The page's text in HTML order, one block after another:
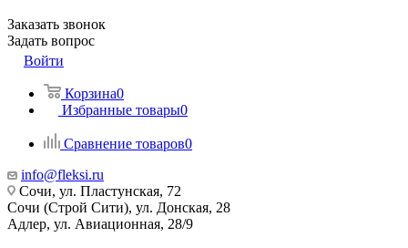
Заказать звонок
Задать вопрос
Войти
Корзина0
Избранные товары0
Сравнение товаров0
info@fleksi.ru
Сочи, ул. Пластунская, 72
Сочи (Строй Сити), ул. Донская, 28
Адлер, ул. Авиационная, 28/9